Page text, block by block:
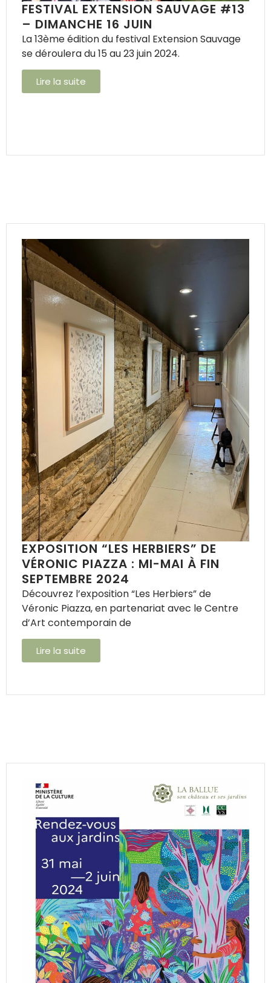
FESTIVAL EXTENSION SAUVAGE #13
– DIMANCHE 16 JUIN
La 13ème édition du festival Extension Sauvage
se déroulera du 15 au 23 juin 2024.
Lire la suite
EXPOSITION “LES HERBIERS” DE
VÉRONIC PIAZZA : MI-MAI À FIN
SEPTEMBRE 2024
Découvrez l’exposition “Les Herbiers” de
Véronic Piazza, en partenariat avec le Centre
d’Art contemporain de
Lire la suite